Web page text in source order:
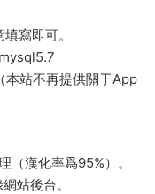
寫即可。
本站不再提供關于App
（漢化率爲95%）。
站後台。